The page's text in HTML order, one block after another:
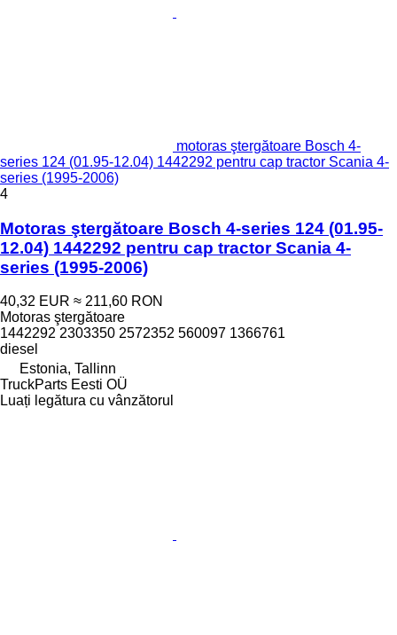
motoras ştergătoare Bosch 4-
series 124 (01.95-12.04) 1442292 pentru cap tractor Scania 4-
series (1995-2006)
4
Motoras ştergătoare Bosch 4-series 124 (01.95-
12.04) 1442292 pentru cap tractor Scania 4-
series (1995-2006)
40,32 EUR ≈ 211,60 RON
Motoras ştergătoare
1442292 2303350 2572352 560097 1366761
diesel
Estonia, Tallinn
TruckParts Eesti OÜ
Luați legătura cu vânzătorul